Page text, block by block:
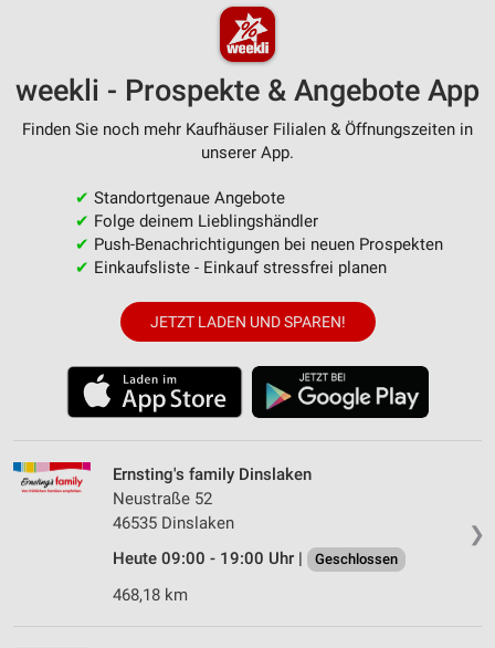
weekli - Prospekte & Angebote App
Finden Sie noch mehr Kaufhäuser Filialen & Öffnungszeiten in
unserer App.
✔ Standortgenaue Angebote
✔ Folge deinem Lieblingshändler
✔ Push-Benachrichtigungen bei neuen Prospekten
✔ Einkaufsliste - Einkauf stressfrei planen
JETZT LADEN UND SPAREN!
❯
Ernsting's family Dinslaken
Neustraße 52
46535 Dinslaken
Heute 09:00 - 19:00 Uhr |
Geschlossen
468,18 km